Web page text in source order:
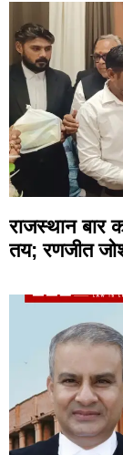
राजस्थान बार
तय; रणजीत